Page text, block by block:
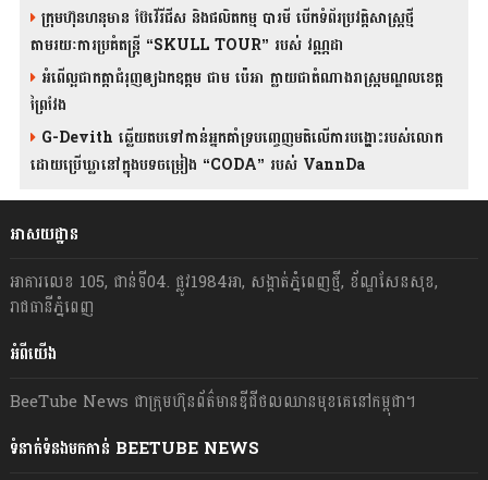
ក្រុមហ៊ុនហនុមាន ប៊ែវើរីជីស និង​ផលិតកម្ម បារមី​ បើកទំព័រប្រវត្តិសាស្ត្រថ្មី
តាមរយៈការប្រគំតន្រ្តី “SKULL TOUR” របស់ វណ្ណដា
អំពើល្អជាកត្តាជំរុញឲ្យឯកឧត្តម ជាម ប៉េអា ក្លាយជាតំណាងរាស្ត្រមណ្ឌលខេត្ត
ព្រៃវែង
G-Devith ឆ្លើយតបទៅកាន់អ្នកគាំទ្របញ្ចេញមតិលើការបង្ហោះរបស់លោក
ដោយប្រើឃ្លានៅក្នុងបទចម្រៀង “CODA” រ​​​បស់ VannDa
អាសយដ្ឋាន
អាគារលេខ 105, ជាន់ទី04. ផ្លូវ1984អា, សង្កាត់ភ្នំពេញថ្មី, ខ័ណ្ឌសែនសុខ,
រាជធានីភ្នំពេញ
អំពីយើង
BeeTube News ជា​ក្រុមហ៊ុន​ព័ត៌មាន​ឌីជីថលឈាន​មុខ​គេ​នៅ​កម្ពុជា។
ទំនាក់ទំនងមកកាន់ BEETUBE NEWS